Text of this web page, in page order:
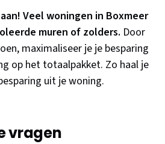
Veel woningen in Boxmeer
muren of zolders. Door
maximaliseer je je besparing
op het totaalpakket. Zo haal je
uit je woning.
vragen